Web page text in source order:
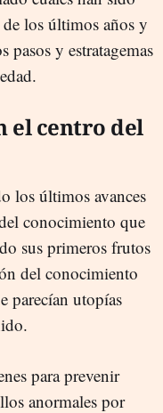
de los últimos años y
y estratagemas
el centro del
los últimos avances
conocimiento que
sus primeros frutos
del conocimiento
parecían utopías
para prevenir
anormales por